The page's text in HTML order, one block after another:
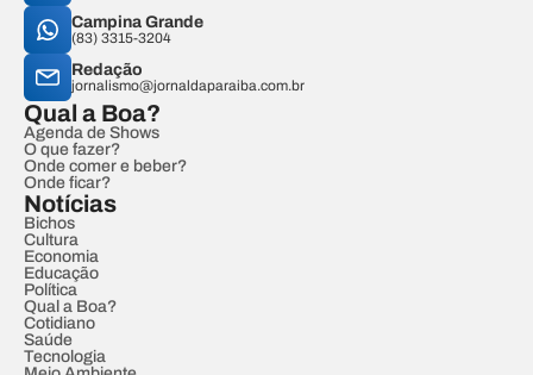
Campina Grande
(83) 3315-3204
Redação
jornalismo@jornaldaparaiba.com.br
Qual a Boa?
Agenda de Shows
O que fazer?
Onde comer e beber?
Onde ficar?
Notícias
Bichos
Cultura
Economia
Educação
Política
Qual a Boa?
Cotidiano
Saúde
Tecnologia